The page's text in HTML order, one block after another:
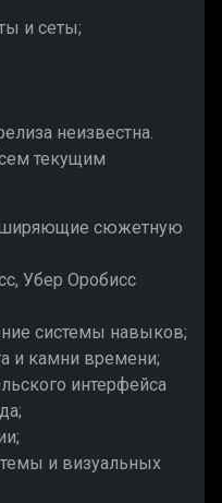
и сеты;
неизвестна.
текущим
сюжетную
Убер Оробисс
системы навыков;
и камни времени;
интерфейса
и визуальных